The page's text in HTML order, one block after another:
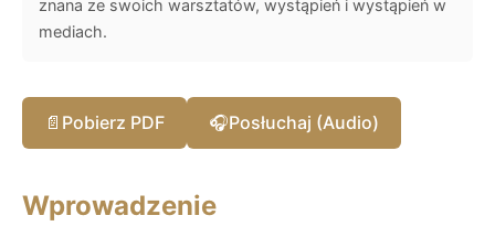
znana ze swoich warsztatów, wystąpień i wystąpień w
mediach.
📄 Pobierz PDF 🎧Posłuchaj (Audio)
Wprowadzenie